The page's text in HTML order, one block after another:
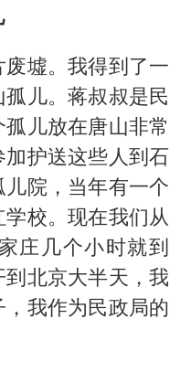
墟。我得到了一
儿。蒋叔叔是民
儿放在唐山非常
护送这些人到石
院，当年有一个
校。现在我们从
庄几个小时就到
北京大半天，我
我作为民政局的